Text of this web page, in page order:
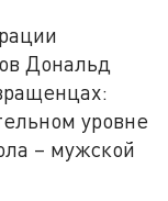
Дональд
уровне
– мужской